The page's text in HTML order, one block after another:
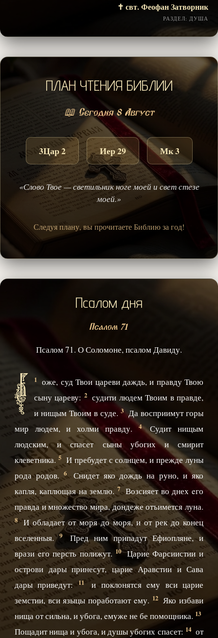
✝️ свт. Феофан Затворник
РАЗДЕЛ: ДУША
ПЛАН ЧТЕНИЯ БИБЛИИ
📖 Сегодня 8 Август
3Цар 2 Иер 29 Мк 3
«Слово Твое — светильник ноге моей и свет стезе
моей.»
Следуя плану, вы прочитаете Библию за год!
Псалом дня
Псалом 71
Псалом 71. О Соломоне, псалом Давиду.
1
Б
оже, суд Твои цареви даждь, и правду Твою
сыну цареву: 2 судити людем Твоим в правде,
и нищым Твоим в суде. 3 Да восприимут горы
мир людем, и холми правду.4 Судит нищым
людским, и спасет сыны убогих и смирит
клеветника. 5 И пребудет с солнцем, и прежде луны
рода родов.6 Снидет яко дождь на руно, и яко
капля, каплющая на землю. 7 Возсияет во днех eго
правда и множество мира, дондеже отъимется луна.
8 И обладает от моря до моря, и от рек до конец
вселенныя.9
Пред ним припадут Ефиопляне, и
врази eго персть полижут. 10 Царие Фарсиистии и
острови дары принесут, царие Аравстии и Сава
дары приведут:
11
и поклонятся eму вси царие
земстии, вси языцы поработают eму. 12 Яко избави
нища от сильна, и убога, eмуже не бе помощника. 13
Пощадит нища и убога, и душы убогих спасет: 14 от